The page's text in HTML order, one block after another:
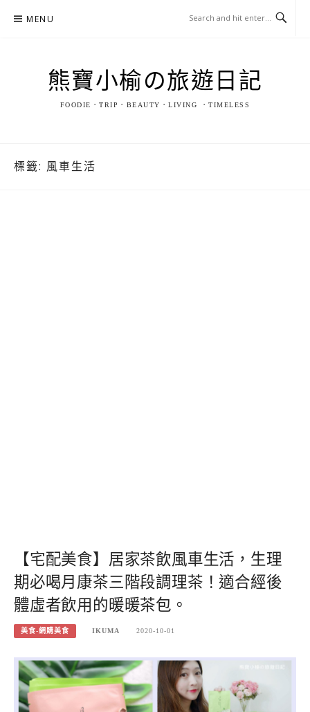
MENU
熊寶小榆の旅遊日記
FOODIE．TRIP．BEAUTY．LIVING ．TIMELESS
標籤: 風車生活
【宅配美食】居家茶飲風車生活，生理
期必喝月康茶三階段調理茶！適合經後
體虛者飲用的暖暖茶包。
美食-網購美食 IKUMA 2020-10-01